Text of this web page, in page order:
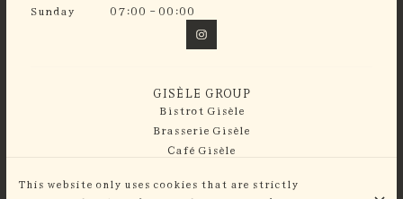
Sunday
07:00 - 00:00
GISÈLE GROUP
Bistrot Gisèle
Brasserie Gisèle
Café Gisèle
This website only uses cookies that are strictly